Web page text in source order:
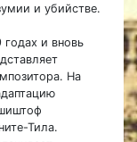
и убийстве.
и вновь
На
Тила.